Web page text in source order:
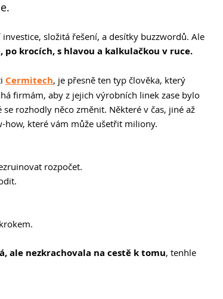
složitá řešení, a desítky buzzwordů. Ale
po krocích, s hlavou a kalkulačkou v ruce.
Cermitech, je přesně ten typ člověka, který
firmám, aby z jejich výrobních linek zase bylo
rozhodly něco změnit. Některé v čas, jiné až
how, které vám může ušetřit miliony.
rozpočet.
ale nezkrachovala na cestě k tomu, tenhle